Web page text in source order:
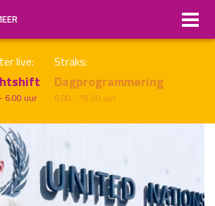
live:
6.00 uur
Straks:
Dagprogrammering
6.00 - 18.00 uur
uur 1 van x Volgend uur